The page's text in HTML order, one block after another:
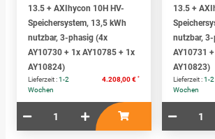
13.5 + AXIhycon 10H HV-
Speichersystem, 13,5 kWh
nutzbar, 3-phasig (4x
AY10730 + 1x AY10785 + 1x
AY10824)
Lieferzeit :1-2
Wochen
4.208,00 € *
13.5 +
nutzbar,
AY10731
AY10823)
Lieferzeit :1-2
Wochen